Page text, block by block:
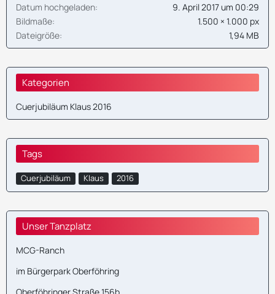
Datum hochgeladen
9. April 2017 um 00:29
Bildmaße
1.500 × 1.000 px
Dateigröße
1,94 MB
Kategorien
Cuerjubiläum Klaus 2016
Tags
Cuerjubiläum Klaus 2016
Unser Tanzplatz
MCG-Ranch
im Bürgerpark Oberföhring